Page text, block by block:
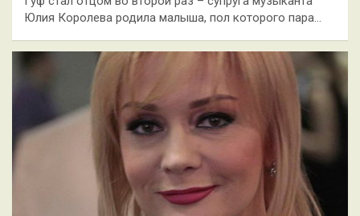
Юлия Королева родила малыша, пол которого пара…